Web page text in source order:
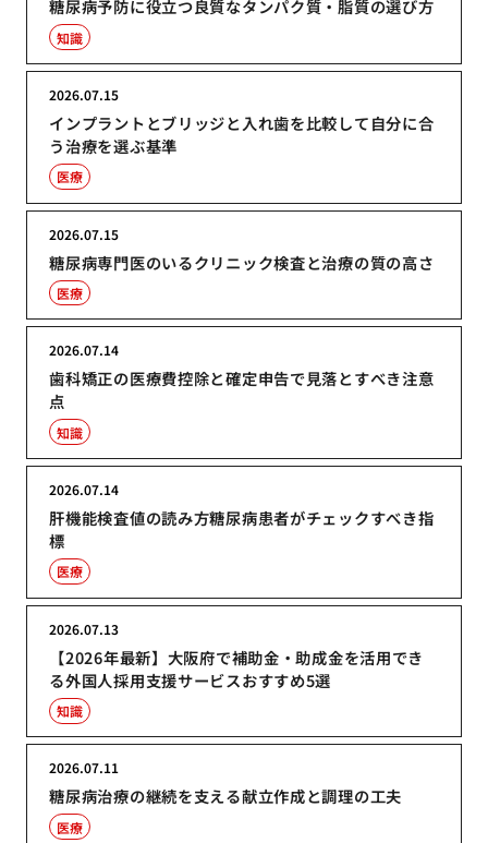
糖尿病予防に役立つ良質なタンパク質・脂質の選び方
知識
インプラントとブリッジと入れ歯を比較して自分に合
う治療を選ぶ基準
2026.07.15
医療
糖尿病専門医のいるクリニック検査と治療の質の高さ
2026.07.15
医療
歯科矯正の医療費控除と確定申告で見落とすべき注意
点
2026.07.14
知識
肝機能検査値の読み方糖尿病患者がチェックすべき指
標
2026.07.14
医療
【2026年最新】大阪府で補助金・助成金を活用でき
る外国人採用支援サービスおすすめ5選
2026.07.13
知識
糖尿病治療の継続を支える献立作成と調理の工夫
2026.07.11
医療